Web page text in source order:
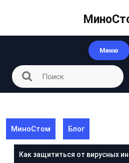
Меню
МиноСтом Блог
Как защититься от вирусных